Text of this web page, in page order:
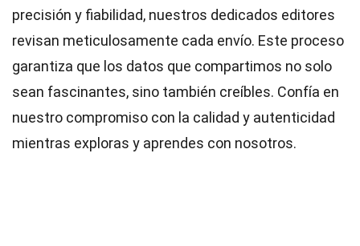
precisión y fiabilidad, nuestros dedicados editores
revisan meticulosamente cada envío. Este proceso
garantiza que los datos que compartimos no solo
sean fascinantes, sino también creíbles. Confía en
nuestro compromiso con la calidad y autenticidad
mientras exploras y aprendes con nosotros.